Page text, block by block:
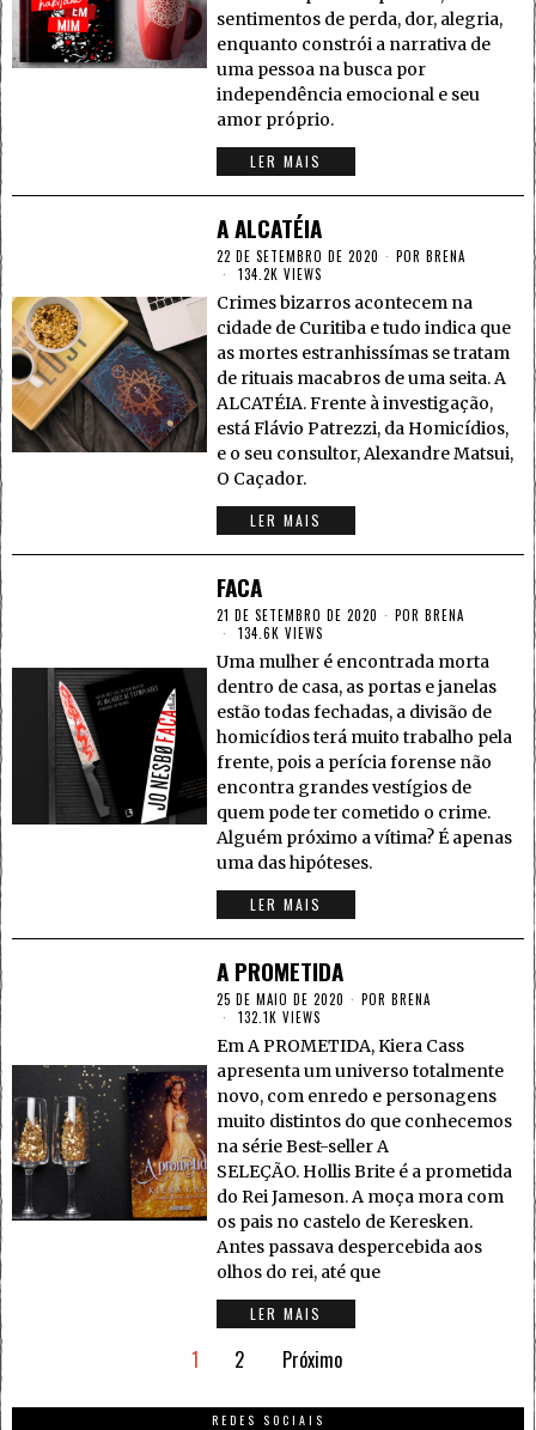
sentimentos de perda, dor, alegria,
enquanto constrói a narrativa de
uma pessoa na busca por
independência emocional e seu
amor próprio.
LER MAIS
A ALCATÉIA
22 DE SETEMBRO DE 2020 PORBRENA
134.2K VIEWS
Crimes bizarros acontecem na
cidade de Curitiba e tudo indica que
as mortes estranhissímas se tratam
de rituais macabros de uma seita. A
ALCATÉIA. Frente à investigação,
está Flávio Patrezzi, da Homicídios,
e o seu consultor, Alexandre Matsui,
O Caçador.
LER MAIS
FACA
21 DE SETEMBRO DE 2020 PORBRENA
134.6K VIEWS
Uma mulher é encontrada morta
dentro de casa, as portas e janelas
estão todas fechadas, a divisão de
homicídios terá muito trabalho pela
frente, pois a perícia forense não
encontra grandes vestígios de
quem pode ter cometido o crime.
Alguém próximo a vítima? É apenas
uma das hipóteses.
LER MAIS
A PROMETIDA
25 DE MAIO DE 2020 PORBRENA
132.1K VIEWS
Em A PROMETIDA, Kiera Cass
apresenta um universo totalmente
novo, com enredo e personagens
muito distintos do que conhecemos
na série Best-seller A
SELEÇÃO. Hollis Brite é a prometida
do Rei Jameson. A moça mora com
os pais no castelo de Keresken.
Antes passava despercebida aos
olhos do rei, até que
LER MAIS
1 2 Próximo
REDES SOCIAIS